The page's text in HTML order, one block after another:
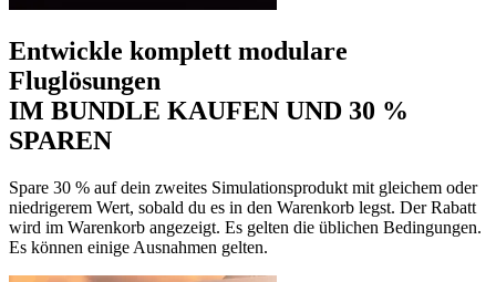
Entwickle komplett modulare
Fluglösungen
IM BUNDLE KAUFEN UND 30 %
SPAREN
Spare 30 % auf dein zweites Simulationsprodukt mit gleichem oder
niedrigerem Wert, sobald du es in den Warenkorb legst. Der Rabatt
wird im Warenkorb angezeigt. Es gelten die üblichen Bedingungen.
Es können einige Ausnahmen gelten.